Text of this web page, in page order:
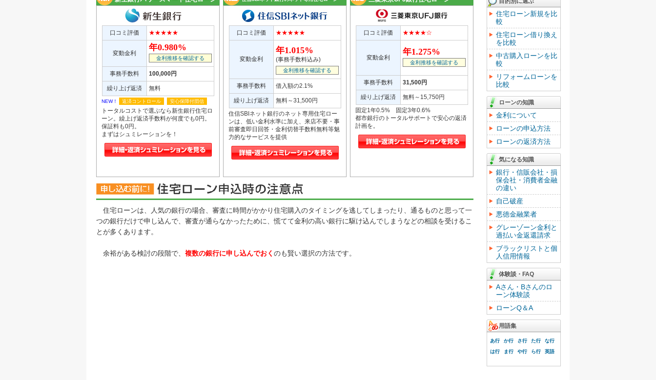
口コミ評価 ★★★★★
変動金利
年0.980%
金利推移を確認する
事務手数料 100,000円
繰り上げ返済 無料
NEW！ 返済コントロール 安心保障付団信
トータルコストで選ぶなら新生銀行住宅ロ
ーン。繰上げ返済手数料が何度でも0円。
保証料も0円。
まずはシュミレーションを！
口コミ評価 ★★★★★
変動金利
年1.015%
(事務手数料込み)
金利推移を確認する
事務手数料 借入額の2.1%
繰り上げ返済
無料～31,500円
住信SBIネット銀行のネット専用住宅ロー
ンは、低い金利水準に加え、来店不要・事
前審査即日回答・金利切替手数料無料等魅
力的なサービスを提供
口コミ評価 ★★★★☆
変動金利
年1.275%
金利推移を確認する
事務手数料 31,500円
繰り上げ返済
無料～15,750円
固定1年0.5% 固定3年0.6%
都市銀行のトータルサポートで安心の返済
計画を。
住宅ローンは、人気の銀行の場合、審査に時間がかかり住宅購入のタイミングを逃してしまったり、通るものと思って一
つの銀行だけで申し込んで、審査が通らなかったために、慌てて金利の高い銀行に駆け込んでしまうなどの相談を受けるこ
とが多くあります。
余裕がある検討の段階で、 複数の銀行に申し込んでおく のも賢い選択の方法です。
住宅ローン新規を比
較
住宅ローン借り換え
を比較
中古購入ローンを比
較
リフォームローンを
比較
ローンの知識
金利について
ローンの申込方法
ローンの返済方法
気になる知識
銀行・信販会社・損
保会社・消費者金融
の違い
自己破産
悪徳金融業者
グレーゾーン金利と
過払い金返還請求
ブラックリストと個
人信用情報
体験談・FAQ
Aさん・Bさんのロ
ーン体験談
ローンQ＆A
用語集
あ行 か行 さ行 た行
な行
は行
ま行 や行 ら行 英語